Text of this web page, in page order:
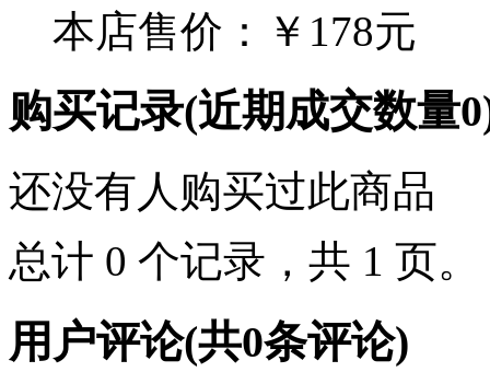
本店售价：
￥178元
购买记录(近期成交数量0
还没有人购买过此商品
总计 0 个记录，共 1 页。
用户评论(共0条评论)